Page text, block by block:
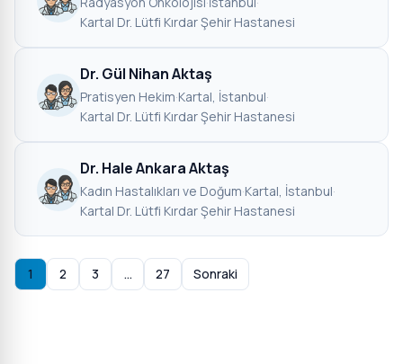
Kartal Dr. Lütfi Kırdar Şehir Hastanesi
Dr. Gül Nihan Aktaş
Pratisyen Hekim·Kartal, İstanbul·
Kartal Dr. Lütfi Kırdar Şehir Hastanesi
Dr. Hale Ankara Aktaş
Kadın Hastalıkları ve Doğum·Kartal, İstanbul·
Kartal Dr. Lütfi Kırdar Şehir Hastanesi
1 2 3 … 27 Sonraki